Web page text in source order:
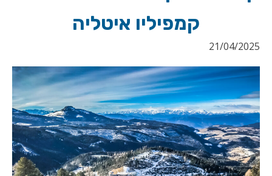
קמפיליו איטליה
21/04/2025